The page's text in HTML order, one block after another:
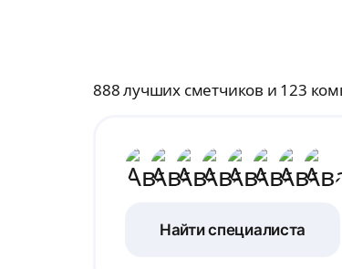
888 лучших сметчиков и 123
Найти специалиста